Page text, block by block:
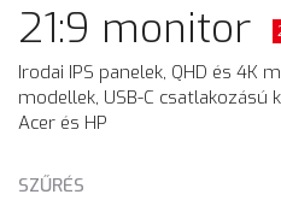
21:9 monitor
Irodai IPS panelek, QHD és 4K
modellek, USB-C csatlakozású
Acer és HP
SZŰRÉS